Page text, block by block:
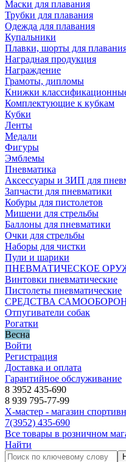
Маски для плавания
Трубки для плавания
Одежда для плавания
Купальники
Плавки, шорты для
Наградная продукция
Награждение
Грамоты, дипломы
Книжки
Комплектующие к кубкам
Кубки
Ленты
Медали
Фигуры
Эмблемы
Пневматика
Аксессуары и ЗИП для
Запчасти для пневматики
Кобуры для пистолетов
Мишени для стрельбы
Баллоны для пневматики
Очки для стрельбы
Наборы для чистки
Пули и шарики
ПНЕВМАТИЧЕСКОЕ
Винтовки пневматические
Пистолеты пневматические
СРЕДСТВА
Отпугиватели собак
Рогатки
Весна
Войти
Регистрация
Доставка и оплата
Гарантийное обслуживание
8 3952 435-690
8 939 795-77-99
Х-мастер - магазин
7(3952) 435-690
Все товары в розничном
Найти